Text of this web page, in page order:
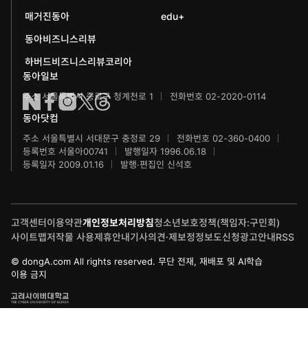
어린이과학동아
수학동아
어린이수학동아
IT동아
동아뮤지컬콩쿠르
동아무용콩쿠르
동아주니어음악콩쿠르
동아주니어국악콩쿠르
동아마라톤
동아연극상
제주 국제사진공모전
신문박물관
화정평화재단
하서학술재단
매거진동아
edu+
동아비즈니스리뷰
하버드비즈니스리뷰코리아
동아일보
주소 서울특별시 종로구 청계천로 1 전화번호 02-2020-0114
동아닷컴
주소 서울특별시 서대문구 충정로 29
전화번호 02-360-0400
등록번호 서울아00741
발행일자 1996.06.18
등록일자 2009.01.16
발행·편집인 신석호
고객센터이용약관개인정보처리방침청소년보호정책(책임자:구민회)
사이트맵저작물 사용제휴안내기사의견·제보정정보도신청광고안내RSS
© dongA.com All rights reserved. 무단 전재, 재배포 및 AI학습
이용 금지